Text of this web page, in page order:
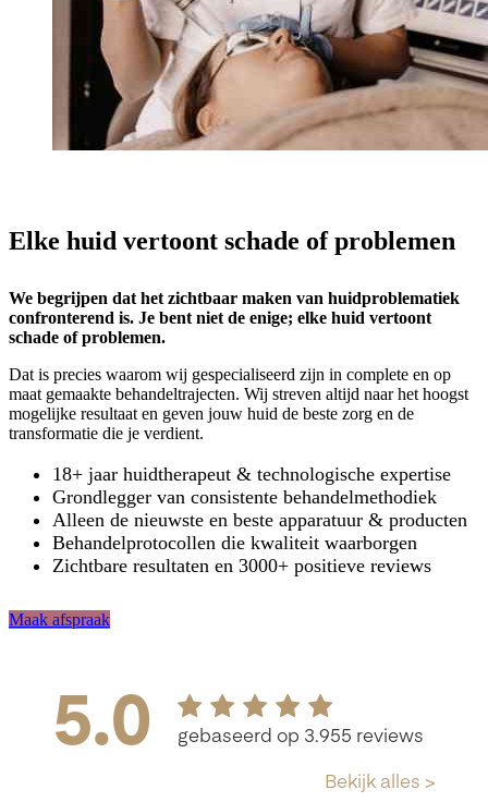
Elke huid vertoont schade of problemen
We begrijpen dat het zichtbaar maken van huidproblematiek
confronterend is. Je bent niet de enige; elke huid vertoont
schade of problemen.
Dat is precies waarom wij gespecialiseerd zijn in complete en op
maat gemaakte behandeltrajecten. Wij streven altijd naar het hoogst
mogelijke resultaat en geven jouw huid de beste zorg en de
transformatie die je verdient.
18+ jaar huidtherapeut & technologische expertise
Grondlegger van consistente behandelmethodiek
Alleen de nieuwste en beste apparatuur & producten
Behandelprotocollen die kwaliteit waarborgen
Zichtbare resultaten en 3000+ positieve reviews
Maak afspraak